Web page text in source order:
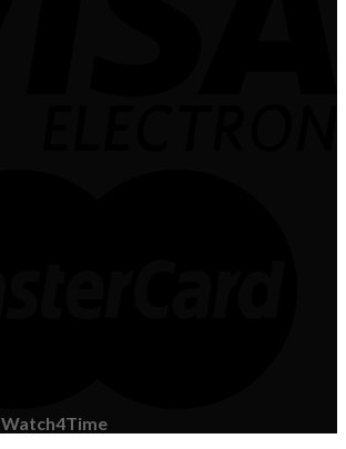
Watch4Time